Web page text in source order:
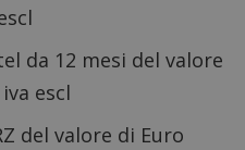
da 12 mesi del valore
escl
del valore di Euro